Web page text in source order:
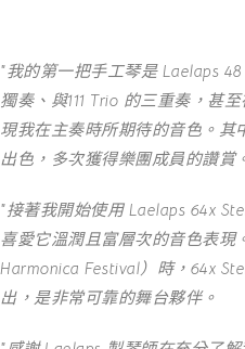
"我的第一把手工琴是 Laelaps
獨奏、與111 Trio 的三重奏，甚
現我在主奏時所期待的音色。其
出色，多次獲得樂團成員的讚賞
"接著我開始使用 Laelaps 64x
喜愛它溫潤且富層次的音色表現
Harmonica Festival）時，64x
出，是非常可靠的舞台夥伴。